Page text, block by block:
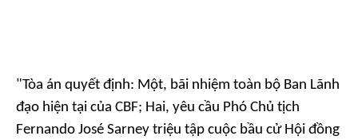
"Tòa án quyết định: Một, bãi nhiệm toàn bộ Ban Lãnh
đạo hiện tại của CBF; Hai, yêu cầu Phó Chủ tịch
Fernando José Sarney triệu tập cuộc bầu cử Hội đồng